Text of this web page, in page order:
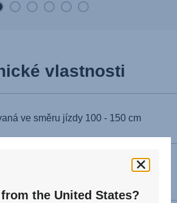
správné výšky. To se h...
vlastnosti
ve směru jízdy 100 - 150 cm
the United States?